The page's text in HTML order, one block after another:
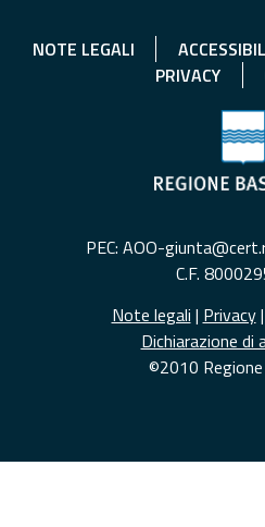
NOTE LEGALI
PRIVACY
PEC: AOO-
C.F.
Note legali | Privacy|
Dichiarazione di
©2010